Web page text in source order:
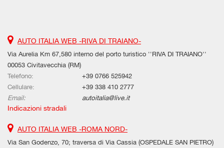
AUTO ITALIA WEB -RIVA DI TRAIANO-
Via Aurelia Km 67,580 interno del porto turistico ''RIVA DI TRAIANO''
00053 Civitavecchia (RM)
Telefono:
+39 0766 525942
Cellulare:
+39 338 410 2777
Email:
autoitalia@live.it
Indicazioni stradali
AUTO ITALIA WEB -ROMA NORD-
Via San Godenzo, 70; traversa di Via Cassia (OSPEDALE SAN PIETRO)